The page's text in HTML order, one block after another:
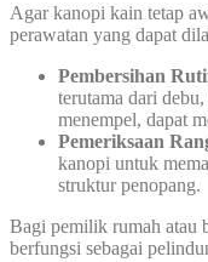
Agar kanopi kain tetap
perawatan yang dapat
Pembersihan
terutama dari
menempel, dapat
Pemeriksaan
kanopi untuk
struktur penopang.
Bagi pemilik rumah atau
berfungsi sebagai